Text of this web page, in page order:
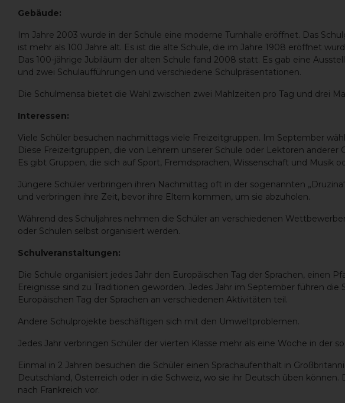
Gebäude:
Im Jahre 2003 wurde in der Schule eine moderne Turnhalle eröffnet. Das
ist mehr als 100 Jahre alt. Es ist die alte Schule, die im Jahre 1908 eröffnet
Das 100-jährige Jubiläum der alten Schule fand 2008 statt. Es gab eine
und zwei Schulaufführungen und verschiedene Schulpräsentationen.
Die Schulmensa bietet die Wahl zwischen zwei Mahlzeiten pro Tag und drei
Interessen:
Viele Schüler besuchen nachmittags viele Freizeitgruppen. Im September
Diese Freizeitgruppen, die von Lehrern unserer Schule oder Lektoren
Es gibt Gruppen, die sich auf Sport, Fremdsprachen, Wissenschaft und Musik
Jüngere Schüler verbringen ihren Nachmittag oft in der sogenannten
und verbringen ihre Zeit, bevor ihre Eltern kommen, um sie abzuholen.
Während des Schuljahres nehmen die Schüler an verschiedenen
oder Schulen selbst organisiert werden.
Schulveranstaltungen:
Die Schule organisiert jedes Jahr den Europäischen Tag der Sprachen, einen
Ereignisse sind zu Traditionen geworden. Jedes Jahr im September führen
Europäischen Tag der Sprachen an verschiedenen Aktivitäten teil.
Andere Schulprojekte beschäftigen sich mit den Umweltproblemen.
Jedes Jahr verbringen Schüler der vierten Klasse mehr als eine Woche in der
Einmal in 2 Jahren besuchen die Schüler einen Sprachaufenthalt in
Deutschland, Österreich oder in die Schweiz, wo sie ihr Deutsch üben
nach Frankreich vor.